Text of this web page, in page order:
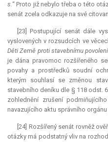
s.“ Proto již nebylo třeba o této
senát zcela odkazuje na své
[23] Postupující senát dále
vyslovených v rozsudcích ve
Děti Země proti stavebnímu
je dána pravomoc rozšířeného
povahy a prostředků soudní
kterým souhlasí se změnou
stavebního deníku dle § 118 odst.
zohlednění zrušení
navazujícího aktu správního
[24] Rozšířený senát rovněž
otázky má podstatný vliv na